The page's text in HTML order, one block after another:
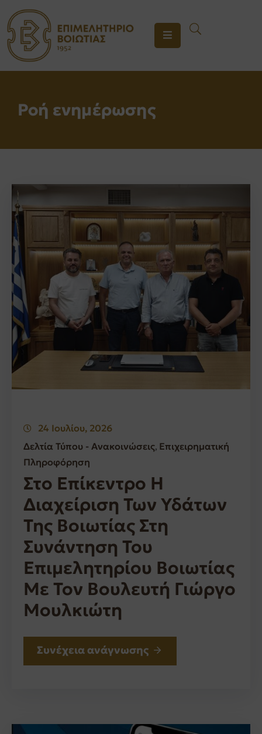
ΤΟ
ΕΠΙΜΕΛΗΤΗΡΙΟ
ΕΝΗΜΕΡΩΣΗ
Ροή ενημέρωσης
24 Ιουλίου, 2026
Δελτία Τύπου - Ανακοινώσεις‚ Επιχειρηματική
Πληροφόρηση
Στο Επίκεντρο Η
Διαχείριση Των Υδάτων
Της Βοιωτίας Στη
Συνάντηση Του
Επιμελητηρίου Βοιωτίας
Με Τον Βουλευτή Γιώργο
Μουλκιώτη
Συνέχεια ανάγνωσης